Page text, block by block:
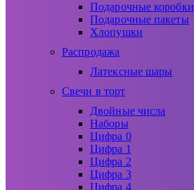
Подарочные коробки
Подарочные пакеты
Хлопушки
Распродажа
Латексные шары
Свечи в торт
Двойные числа
Наборы
Цифра 0
Цифра 1
Цифра 2
Цифра 3
Цифра 4